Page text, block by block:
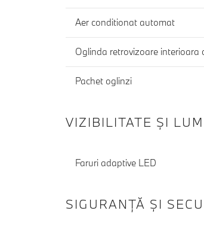
Aer conditionat automat
Oglinda retrovizoare
Pachet oglinzi
VIZIBILITATE ȘI
Faruri adaptive LED
SIGURANŢĂ ŞI